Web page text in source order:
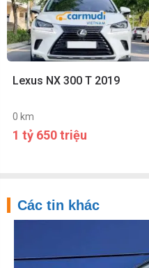
Lexus NX 300 T 2019
0 km
1 tỷ 650 triệu
Các tin khác